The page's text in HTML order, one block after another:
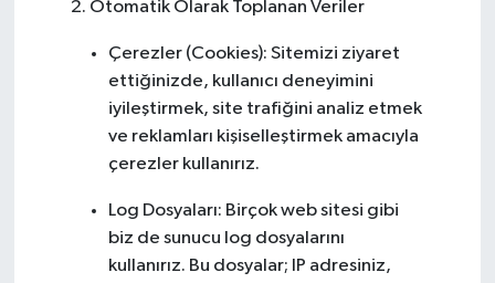
2. Otomatik Olarak Toplanan Veriler
Çerezler (Cookies): Sitemizi ziyaret
ettiğinizde, kullanıcı deneyimini
iyileştirmek, site trafiğini analiz etmek
ve reklamları kişiselleştirmek amacıyla
çerezler kullanırız.
Log Dosyaları: Birçok web sitesi gibi
biz de sunucu log dosyalarını
kullanırız. Bu dosyalar; IP adresiniz,